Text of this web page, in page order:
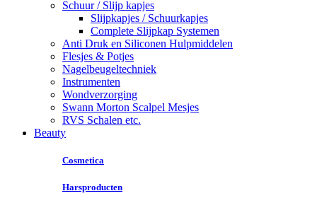
Schuur / Slijp kapjes
Slijpkapjes / Schuurkapjes
Complete Slijpkap Systemen
Anti Druk en Siliconen Hulpmiddelen
Flesjes & Potjes
Nagelbeugeltechniek
Instrumenten
Wondverzorging
Swann Morton Scalpel Mesjes
RVS Schalen etc.
Beauty
Cosmetica
Harsproducten